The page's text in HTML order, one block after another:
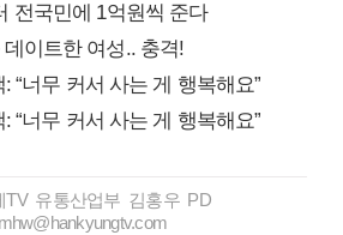
전국민에 1억원씩 준다
이트한 여성.. 충격!
“너무 커서 사는 게 행복해요”
“너무 커서 사는 게 행복해요”
TV 유통산업부 김홍우 PD